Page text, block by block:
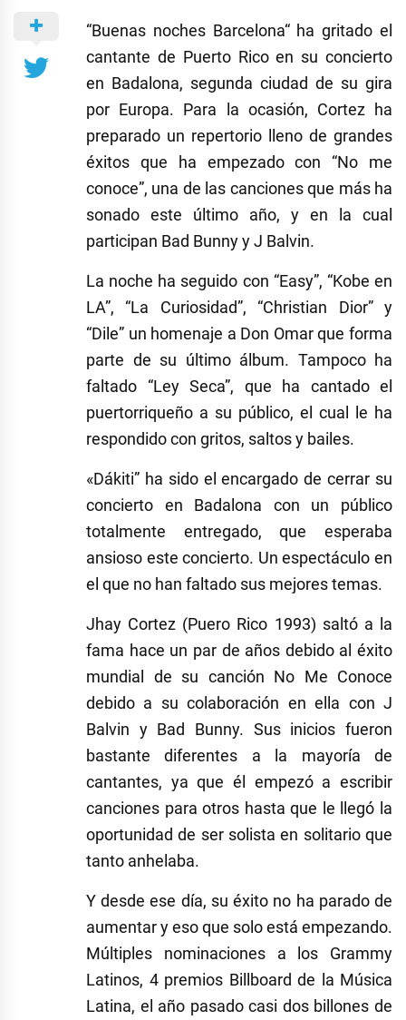
“Buenas noches Barcelona“ ha gritado el
cantante de Puerto Rico en su concierto
en Badalona, segunda ciudad de su gira
por Europa. Para la ocasión, Cortez ha
preparado un repertorio lleno de grandes
éxitos que ha empezado con “No me
conoce”, una de las canciones que más ha
sonado este último año, y en la cual
participan Bad Bunny y J Balvin.
La noche ha seguido con “Easy”, “Kobe en
LA”, “La Curiosidad”, “Christian Dior” y
“Dile” un homenaje a Don Omar que forma
parte de su último álbum. Tampoco ha
faltado “Ley Seca”, que ha cantado el
puertorriqueño a su público, el cual le ha
respondido con gritos, saltos y bailes.
«Dákiti” ha sido el encargado de cerrar su
concierto en Badalona con un público
totalmente entregado, que esperaba
ansioso este concierto. Un espectáculo en
el que no han faltado sus mejores temas.
Jhay Cortez (Puero Rico 1993) saltó a la
fama hace un par de años debido al éxito
mundial de su canción No Me Conoce
debido a su colaboración en ella con J
Balvin y Bad Bunny. Sus inicios fueron
bastante diferentes a la mayoría de
cantantes, ya que él empezó a escribir
canciones para otros hasta que le llegó la
oportunidad de ser solista en solitario que
tanto anhelaba.
Y desde ese día, su éxito no ha parado de
aumentar y eso que solo está empezando.
Múltiples nominaciones a los Grammy
Latinos, 4 premios Billboard de la Música
Latina, el año pasado casi dos billones de